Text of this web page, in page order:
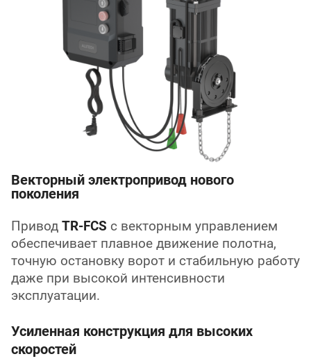
Векторный электропривод нового
поколения
Привод TR-FCS с векторным управлением
обеспечивает плавное движение полотна,
точную остановку ворот и стабильную работу
даже при высокой интенсивности
эксплуатации.
Усиленная конструкция для высоких
скоростей